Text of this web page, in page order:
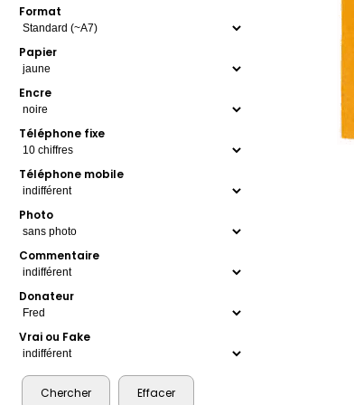
Format
Papier
Encre
Téléphone fixe
Téléphone mobile
Photo
Commentaire
Donateur
Vrai ou Fake